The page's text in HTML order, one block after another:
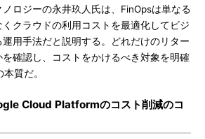
ロジーの永井玖人氏は、FinOpsは単なる
クラウドの利用コストを最適化してビジ
用手法だと説明する。どれだけのリター
確認し、コストをかけるべき対象を明確
質だ。
Cloud Platformのコスト削減のコ